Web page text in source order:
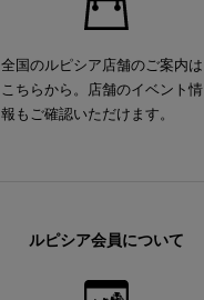
全国のルピシア店舗のご案内は
こちらから。店舗のイベント情
報もご確認いただけます。
ルピシア会員について